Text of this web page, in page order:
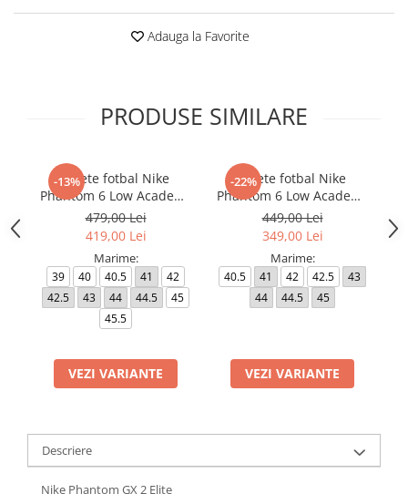
Adauga la Favorite
PRODUSE SIMILARE
-13%
Ghete fotbal Nike
Phantom 6 Low Academy
TF NU3
479,00 Lei
419,00 Lei
Marime:
39 40 40.5 41
42
42.5
43 44 44.5
45
45.5
VEZI VARIANTE
-22%
Ghete fotbal Nike
Phantom 6 Low Academy
TF
449,00 Lei
349,00 Lei
Marime:
40.5 41 42 42.5
43
44
44.5 45
VEZI VARIANTE
Descriere
Nike Phantom GX 2 Elite